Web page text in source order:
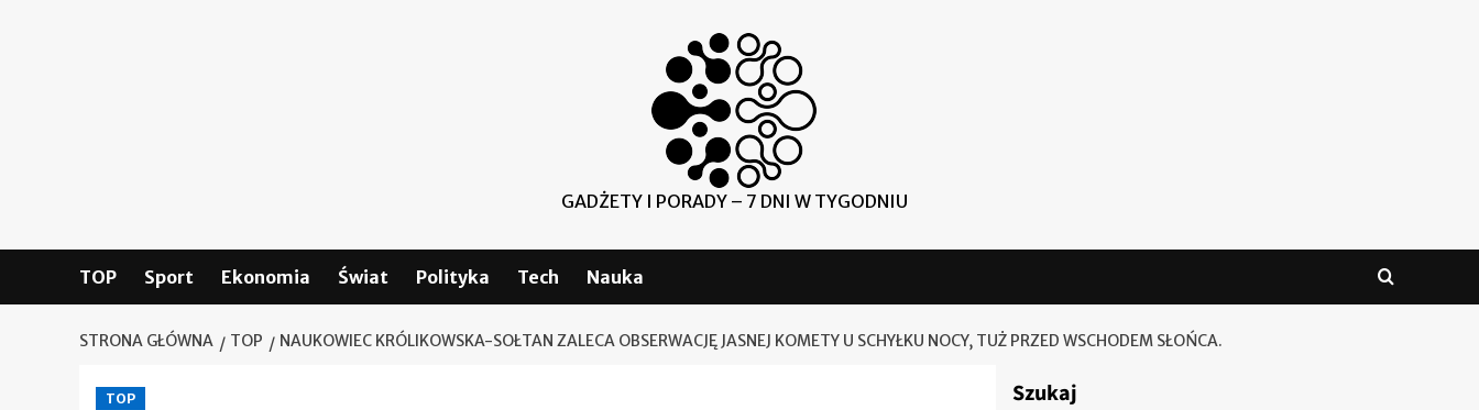
GADŻETY I PORADY – 7 DNI W TYGODNIU
TOP Sport Ekonomia Świat Polityka Tech Nauka
STRONA GŁÓWNA TOP NAUKOWIEC KRÓLIKOWSKA-SOŁTAN ZALECA OBSERWACJĘ JASNEJ KOMETY U SCHYŁKU NOCY, TUŻ PRZED WSCHODEM SŁOŃCA.
TOP Szukaj